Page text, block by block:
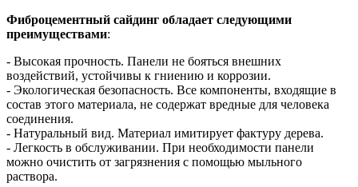
Фиброцементный сайдинг обладает следующими
преимуществами:
- Высокая прочность. Панели не бояться внешних
воздействий, устойчивы к гниению и коррозии.
- Экологическая безопасность. Все компоненты, входящие в
состав этого материала, не содержат вредные для человека
соединения.
- Натуральный вид. Материал имитирует фактуру дерева.
- Легкость в обслуживании. При необходимости панели
можно очистить от загрязнения с помощью мыльного
раствора.